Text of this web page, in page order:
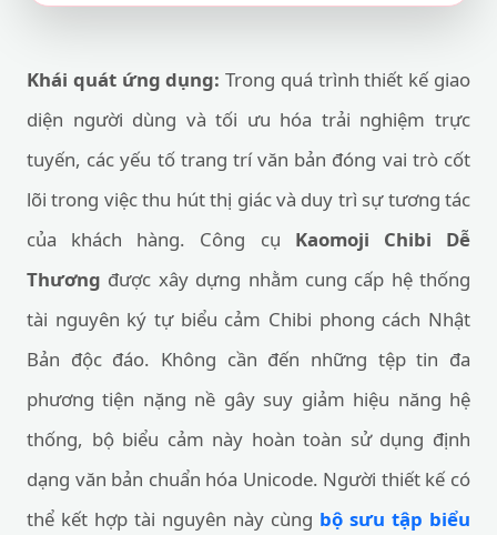
Khái quát ứng dụng: Trong quá trình thiết kế giao
diện người dùng và tối ưu hóa trải nghiệm trực
tuyến, các yếu tố trang trí văn bản đóng vai trò cốt
lõi trong việc thu hút thị giác và duy trì sự tương tác
của khách hàng. Công cụ Kaomoji Chibi Dễ
Thương được xây dựng nhằm cung cấp hệ thống
tài nguyên ký tự biểu cảm Chibi phong cách Nhật
Bản độc đáo. Không cần đến những tệp tin đa
phương tiện nặng nề gây suy giảm hiệu năng hệ
thống, bộ biểu cảm này hoàn toàn sử dụng định
dạng văn bản chuẩn hóa Unicode. Người thiết kế có
thể kết hợp tài nguyên này cùng bộ sưu tập biểu